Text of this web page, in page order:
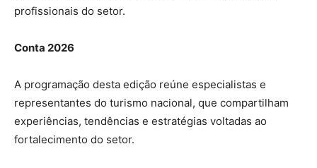
profissionais do setor.
Conta 2026
A programação desta edição reúne especialistas e
representantes do turismo nacional, que compartilham
experiências, tendências e estratégias voltadas ao
fortalecimento do setor.